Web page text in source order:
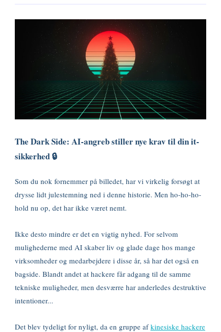
The Dark Side: AI-angreb stiller nye krav til din it-
sikkerhed 🔒
Som du nok fornemmer på billedet, har vi virkelig forsøgt at
drysse lidt julestemning ned i denne historie. Men ho-ho-ho-
hold nu op, det har ikke været nemt.
Ikke desto mindre er det en vigtig nyhed. For selvom
mulighederne med AI skaber liv og glade dage hos mange
virksomheder og medarbejdere i disse år, så har det også en
bagside. Blandt andet at hackere får adgang til de samme
tekniske muligheder, men desværre har anderledes destruktive
intentioner...
Det blev tydeligt for nyligt, da en gruppe afkinesiske hackere